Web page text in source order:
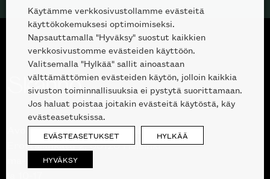
Avoinna kuluttajille ja ammattilaisille:
Erottajankatu 2, 00120 Helsinki
ma-pe 10 — 18
Käytämme verkkosivustollamme evästeitä
käyttökokemuksesi optimoimiseksi.
Napsauttamalla "Hyväksy" suostut kaikkien
verkkosivustomme evästeiden käyttöön.
Valitsemalla "Hylkää" sallit ainoastaan
välttämättömien evästeiden käytön, jolloin kaikkia
sivuston toiminnallisuuksia ei pystytä suorittamaan.
Jos haluat poistaa joitakin evästeitä käytöstä, käy
evästeasetuksissa.
EVÄSTEASETUKSET HYLKÄÄ
HYVÄKSY